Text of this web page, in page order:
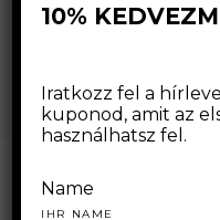
10%
Iratkozz fel a
kuponod, amit az
használhatsz fel.
Name